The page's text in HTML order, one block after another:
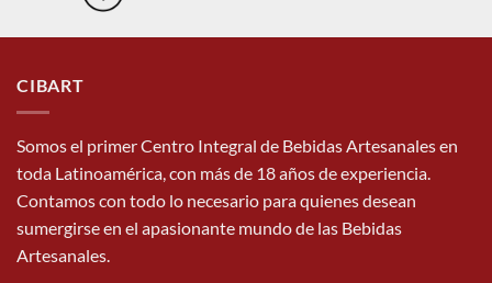
CIBART
Somos el primer Centro Integral de Bebidas Artesanales en
toda Latinoamérica, con más de 18 años de experiencia.
Contamos con todo lo necesario para quienes desean
sumergirse en el apasionante mundo de las Bebidas
Artesanales.